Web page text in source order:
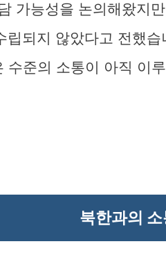
가능성을 논의해왔지
립되지 않았다고 전했
수준의 소통이 아직 이
북한과의